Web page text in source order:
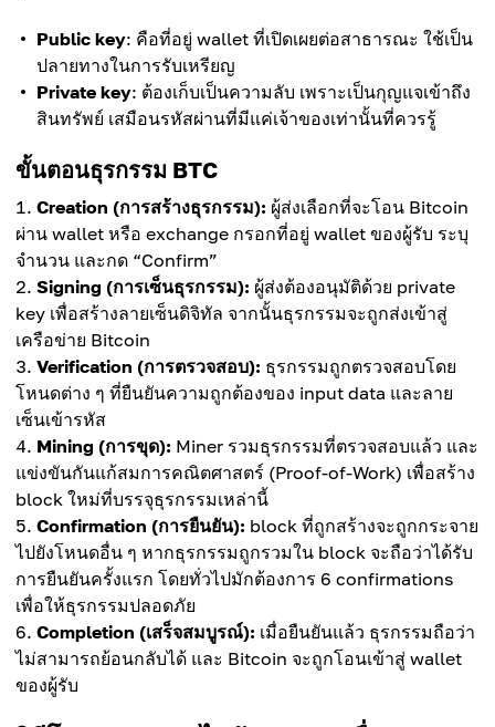
Public key: คือที่อยู่ wallet ที่เปิดเผยต่อสาธารณะ ใช้เป็น
ปลายทางในการรับเหรียญ
Private key: ต้องเก็บเป็นความลับ เพราะเป็นกุญแจเข้าถึง
สินทรัพย์ เสมือนรหัสผ่านที่มีแค่เจ้าของเท่านั้นที่ควรรู้
ขั้นตอนธุรกรรม BTC
Creation (การสร้างธุรกรรม): ผู้ส่งเลือกที่จะโอน Bitcoin
ผ่าน wallet หรือ exchange กรอกที่อยู่ wallet ของผู้รับ ระบุ
จำนวน และกด “Confirm”
Signing (การเซ็นธุรกรรม): ผู้ส่งต้องอนุมัติด้วย private
key เพื่อสร้างลายเซ็นดิจิทัล จากนั้นธุรกรรมจะถูกส่งเข้าสู่
เครือข่าย Bitcoin
Verification (การตรวจสอบ): ธุรกรรมถูกตรวจสอบโดย
โหนดต่าง ๆ ที่ยืนยันความถูกต้องของ input data และลาย
เซ็นเข้ารหัส
Mining (การขุด): Miner รวมธุรกรรมที่ตรวจสอบแล้ว และ
แข่งขันกันแก้สมการคณิตศาสตร์ (Proof-of-Work) เพื่อสร้าง
block ใหม่ที่บรรจุธุรกรรมเหล่านี้
Confirmation (การยืนยัน): block ที่ถูกสร้างจะถูกกระจาย
ไปยังโหนดอื่น ๆ หากธุรกรรมถูกรวมใน block จะถือว่าได้รับ
การยืนยันครั้งแรก โดยทั่วไปมักต้องการ 6 confirmations
เพื่อให้ธุรกรรมปลอดภัย
Completion (เสร็จสมบูรณ์): เมื่อยืนยันแล้ว ธุรกรรมถือว่า
ไม่สามารถย้อนกลับได้ และ Bitcoin จะถูกโอนเข้าสู่ wallet
ของผู้รับ